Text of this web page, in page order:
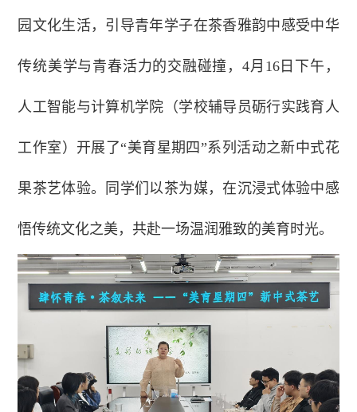
园文化生活，引导青年学子在茶香雅韵中感受中华
传统美学与青春活力的交融碰撞，4月16日下午，
人工智能与计算机学院（学校辅导员砺行实践育人
工作室）开展了“美育星期四”系列活动之新中式花
果茶艺体验。同学们以茶为媒，在沉浸式体验中感
悟传统文化之美，共赴一场温润雅致的美育时光。